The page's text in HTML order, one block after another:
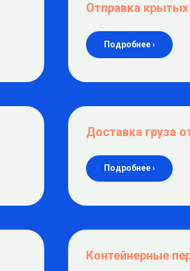
Отправка
Подробнее ›
Доставка груза
Подробнее ›
Контейнерные